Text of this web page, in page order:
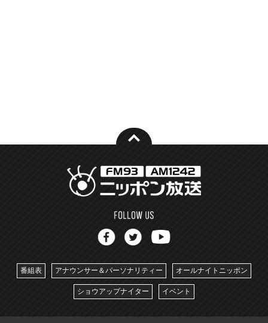
番組表 アナウンサー＆パーソナリティー オールナイトニッポン
ショウアップナイター イベント